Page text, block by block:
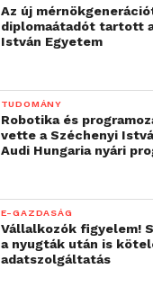
Az új
diplomaátadót tartott
István Egyetem
TUDOMÁNY
Robotika és
vette a Széchenyi
Audi Hungaria nyári
E-GAZDASÁG
Vállalkozók figyelem!
a nyugták után is
adatszolgáltatás